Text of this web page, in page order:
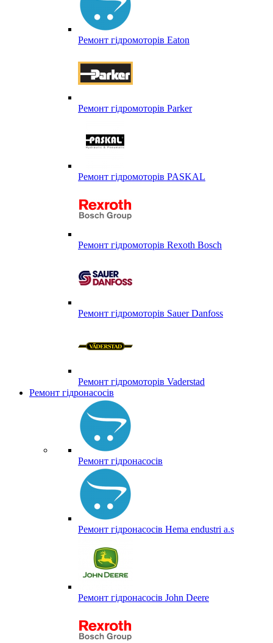
Ремонт гідромоторів Eaton
Ремонт гідромоторів Parker
Ремонт гідромоторів PASKAL
Ремонт гідромоторів Rexoth Bosch
Ремонт гідромоторів Sauer Danfoss
Ремонт гідромоторів Vaderstad
Ремонт гідронасосів
Ремонт гідронасосів
Ремонт гідронасосів Hema endustri a.s
Ремонт гідронасосів John Deere